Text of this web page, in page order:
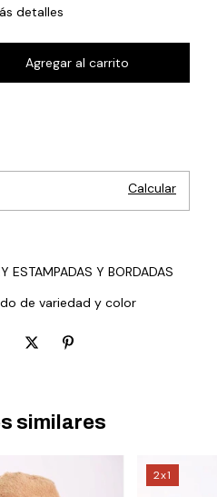
detalles
Calcular
ESTAMPADAS Y BORDADAS
de variedad y color
similares
2x1